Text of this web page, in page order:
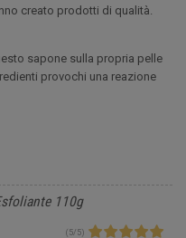
creato prodotti di qualità.
sapone sulla propria pelle
provochi una reazione
110g
( 5/ 5)